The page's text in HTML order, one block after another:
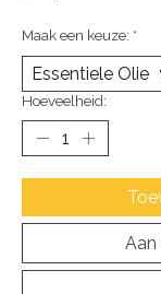
Maak een keuze: *
Hoeveelheid: